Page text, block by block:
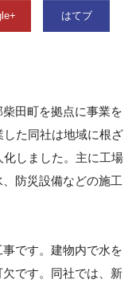
はてブ
田町を拠点に事業を
た同社は地域に根ざ
化しました。主に工場
防災設備などの施工
です。建物内で水を
です。同社では、新